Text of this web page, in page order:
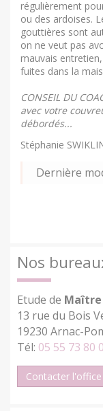
régulièrement
ou des ardoises.
gouttières sont
on ne veut pas
mauvais
fuites dans la
CONSEIL DU
avec votre
débordés...
Stéphanie
Dernière
Nos
Etude de Maître
13 rue du Bois
19230 Arnac-
Tél: 05 55 73 80
Contacter l'office